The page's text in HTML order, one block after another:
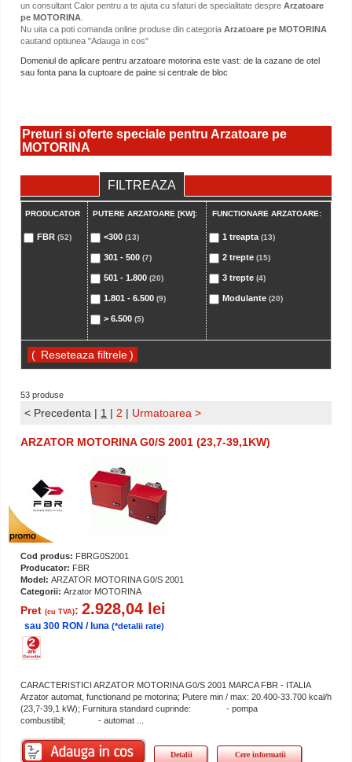
un consultant Calor pentru a te ajuta cu sfaturi de specialitate despre Arzatoare
pe MOTORINA
Nu uita ca poti comanda online produse din categoria Arzatoare pe MOTORINA
cautand optiunea "Adauga in cos"
Domeniul de aplicare pentru arzatoare motorina este vast: de la cazane de otel
sau fonta pana la cuptoare de paine si centrale de bloc
Preturi si oferte speciale pentru Arzatoare pe
MOTORINA
FILTREAZA
PRODUCATOR
FBR (52)
PUTERE ARZATOARE [KW]:
<300 (13)
301 - 500 (7)
501 - 1.800 (20)
1.801 - 6.500 (9)
> 6.500 (5)
FUNCTIONARE ARZATOARE:
1 treapta (13)
2 trepte (15)
3 trepte (4)
Modulante (20)
( )
53 produse
< Precedenta | 1 | 2 | Urmatoarea >
ARZATOR MOTORINA G0/S 2001 (23,7-39,1KW)
Cod produs: FBRG0S2001
Producator: FBR
Model: ARZATOR MOTORINA G0/S 2001
Categorii: Arzator MOTORINA
Pret (cu TVA): 2.928,04 lei
sau 300 RON / luna (*detalii rate)
CARACTERISTICI ARZATOR MOTORINA G0/S 2001 MARCA FBR - ITALIA
Arzator automat, functionand pe motorina; Putere min / max: 20.400-33.700 kcal/h
(23,7-39,1 kW); Furnitura standard cuprinde: - pompa
combustibil; - automat ...
Detalii Cere informatii